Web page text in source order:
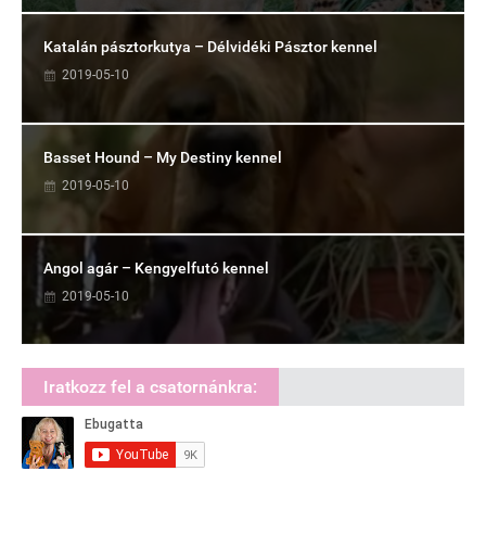
Katalán pásztorkutya – Délvidéki Pásztor kennel
2019-05-10
Basset Hound – My Destiny kennel
2019-05-10
Angol agár – Kengyelfutó kennel
2019-05-10
Iratkozz fel a csatornánkra: